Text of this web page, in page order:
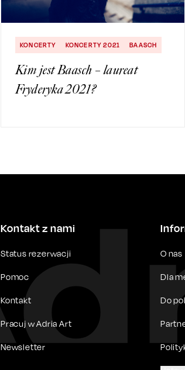
KONCERTY KONCERTY 2021 BAASCH
Kim jest Baasch – laureat
Fryderyka 2021?
Kontakt z nami
Status rezerwacji
Pomoc
Kontakt
Pracuj w Adria Art
Newsletter
O nas
Dla
Do